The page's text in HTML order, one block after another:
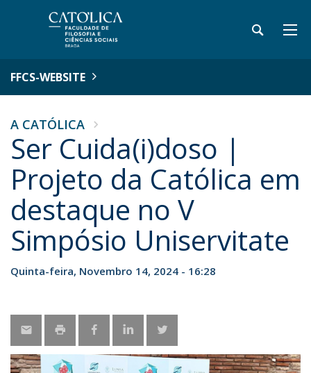
FFCS-WEBSITE
A CATÓLICA
Ser Cuida(i)doso |
Projeto da Católica em
destaque no V
Simpósio Uniservitate
Quinta-feira, Novembro 14, 2024 - 16:28